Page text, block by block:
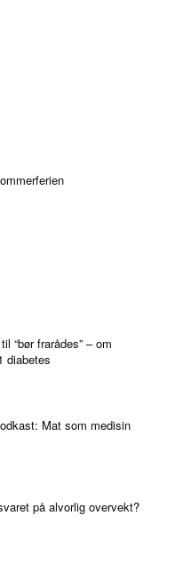
“bør frarådes” – om
diabetes
Mat som medisin
på alvorlig overvekt?